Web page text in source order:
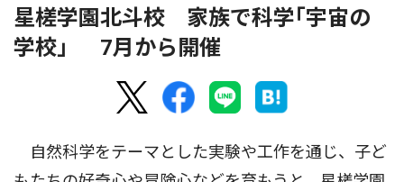
星槎学園北斗校 家族で科学｢宇宙の
学校」 7月から開催
自然科学をテーマとした実験や工作を通じ、子ど